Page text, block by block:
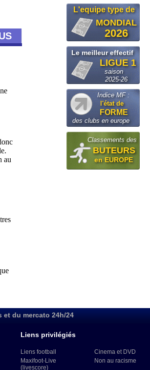
L'equipe type de
MONDIAL
2026
Le meilleur effectif
LIGUE 1
saison
2025-26
Indice MF :
l'état de
FORME
des clubs en europe
Classements des
BUTEURS
en EUROPE
du mercato 24h/24
Liens privilégiés
Liens football
Maxifoot-Live
(livescore)
Cinema et DVD
Non au racisme